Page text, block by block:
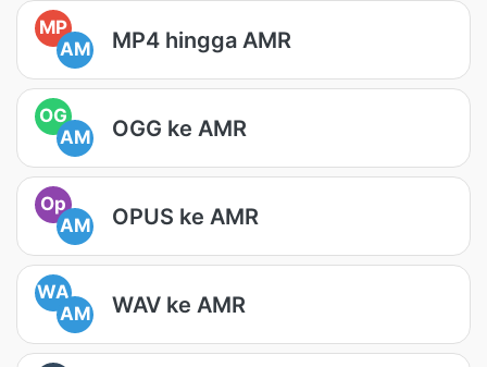
MP
AM
MP4 hingga AMR
OG
AM
OGG ke AMR
Op
AM
OPUS ke AMR
WA
AM
WAV ke AMR